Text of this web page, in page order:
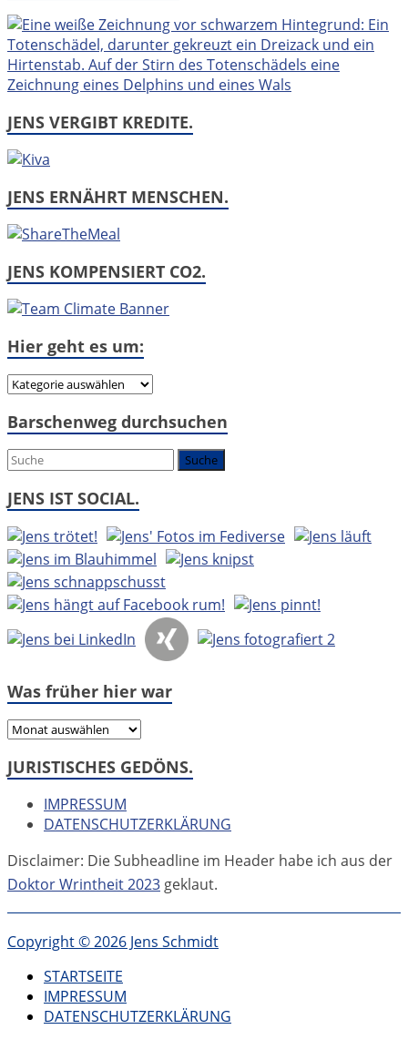
JENS VERGIBT KREDITE.
JENS ERNÄHRT MENSCHEN.
JENS KOMPENSIERT CO2.
Hier geht es um:
Hier
es
Barschenweg durchsuchen
JENS IST SOCIAL.
Was früher hier war
Was
hier
JURISTISCHES GEDÖNS.
IMPRESSUM
DATENSCHUTZERKLÄRUNG
Disclaimer: Die Subheadline im Header habe ich aus der
Doktor Wrintheit 2023 geklaut.
Copyright © 2026 Jens Schmidt
STARTSEITE
IMPRESSUM
DATENSCHUTZERKLÄRUNG